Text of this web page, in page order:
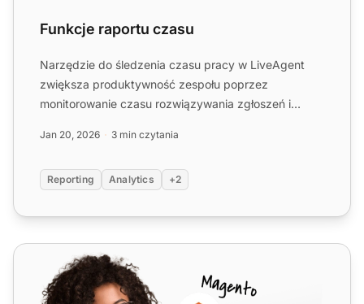
Funkcje raportu czasu
Narzędzie do śledzenia czasu pracy w LiveAgent
zwiększa produktywność zespołu poprzez
monitorowanie czasu rozwiązywania zgłoszeń i
Jan 20, 2026 3 min czytania
Reporting Analytics +2
TimeCamp